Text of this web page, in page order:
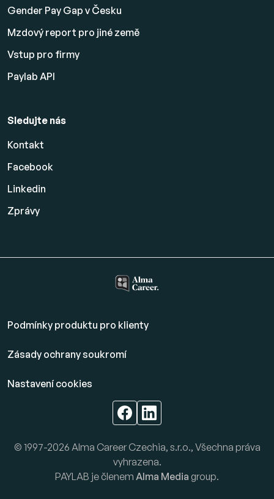
Gender Pay Gap v Česku
Mzdový report pro jiné země
Vstup pro firmy
Paylab API
Sledujte nás
Kontakt
Facebook
Linkedin
Zprávy
Podmínky produktu pro klienty
Zásady ochrany soukromí
Nastavení cookies
© 1997-2026 Alma Career Czechia, s.r.o., Všechna práva
vyhrazena.
PAYLAB je členem Alma Media group.